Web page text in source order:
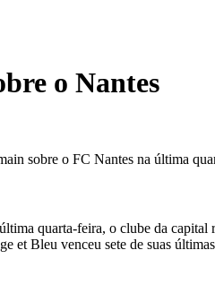
o Nantes
sobre o FC Nantes na última
quarta-feira, o clube da
et Bleu venceu sete de suas